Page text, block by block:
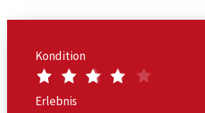
Kondition
Erlebnis